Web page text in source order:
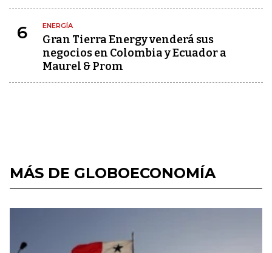
6 ENERGÍA
Gran Tierra Energy venderá sus
negocios en Colombia y Ecuador a
Maurel & Prom
MÁS DE GLOBOECONOMÍA